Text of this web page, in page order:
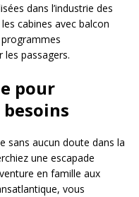
dans l’industrie des
cabines avec balcon
les passagers.
pour
sans aucun doute dans la
une escapade
en famille aux
vous